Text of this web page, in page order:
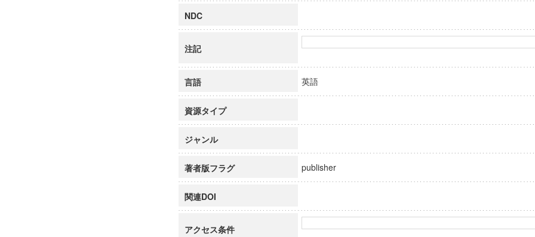
NDC
注記
言語 英語
資源タイプ
ジャンル
著者版フラグ publisher
関連DOI
アクセス条件